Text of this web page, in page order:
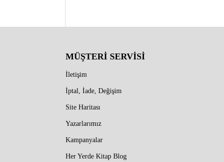
MÜŞTERİ SERVİSİ
İletişim
İptal, İade, Değişim
Site Haritası
Yazarlarımız
Kampanyalar
Her Yerde Kitap Blog